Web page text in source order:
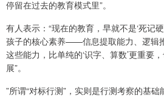
停留在过去的教育模式里”。
有人表示：“现在的教育，早就不是‘死记
孩子的核心素养——信息提取能力、逻辑
这些能力，比单纯的‘识字、算数’更重要
展”。
”所谓“对标行测”，实则是行测考察的基